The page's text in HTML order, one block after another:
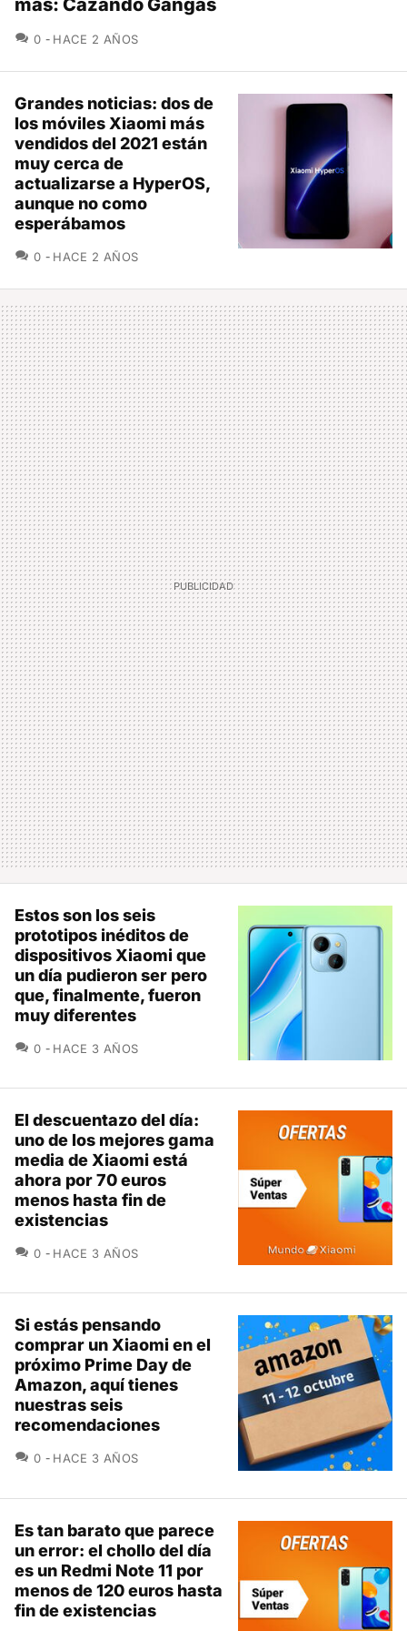
más: Cazando Gangas
0 COMENTARIOS
HACE 2 AÑOS
Grandes noticias: dos de
los móviles Xiaomi más
vendidos del 2021 están
muy cerca de
actualizarse a HyperOS,
aunque no como
esperábamos
0 COMENTARIOS
HACE 2 AÑOS
Estos son los seis
prototipos inéditos de
dispositivos Xiaomi que
un día pudieron ser pero
que, finalmente, fueron
muy diferentes
0 COMENTARIOS
HACE 3 AÑOS
El descuentazo del día:
uno de los mejores gama
media de Xiaomi está
ahora por 70 euros
menos hasta fin de
existencias
0 COMENTARIOS
HACE 3 AÑOS
Si estás pensando
comprar un Xiaomi en el
próximo Prime Day de
Amazon, aquí tienes
nuestras seis
recomendaciones
0 COMENTARIOS
HACE 3 AÑOS
Es tan barato que parece
un error: el chollo del día
es un Redmi Note 11 por
menos de 120 euros hasta
fin de existencias